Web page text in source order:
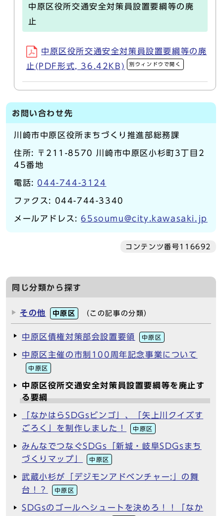
中原区役所交通安全対策員設置要綱等の廃
止
中原区役所交通安全対策員設置要綱等の廃
止(PDF形式, 36.42KB)
別ウィンドウで開く
お問い合わせ先
川崎市中原区役所まちづくり推進部総務課
住所: 〒211-8570 川崎市中原区小杉町3丁目2
45番地
電話: 044-744-3124
ファクス: 044-744-3340
メールアドレス:65soumu@city.kawasaki.jp
コンテンツ番号116692
同じ分類から探す
その他 中原区 （この記事の分類）
中原区債権対策部会設置要領 中原区
中原区主催の市制100周年記念事業について
中原区
中原区役所交通安全対策員設置要綱等を廃止す
る要綱
「なかはらSDGsビンゴ」、「矢上川クイズす
ごろく」を制作しました！
中原区
みんなでつなぐSDGs「新城・岐阜SDGsまち
づくりマップ」
中原区
武蔵小杉が「デジモンアドベンチャー:」の舞
台！？
中原区
SDGsのゴールへシュートを決めろ！！「なか